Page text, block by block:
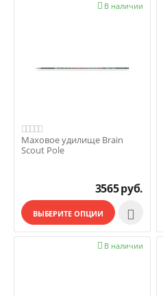
В наличии

Маховое удилище Brain
Scout Pole
3565руб.
ВЫБЕРИТЕ ОПЦИИ 
В наличии
